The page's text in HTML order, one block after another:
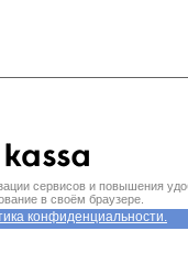
сервисов и повышения
в своём браузере.
конфиденциальности.